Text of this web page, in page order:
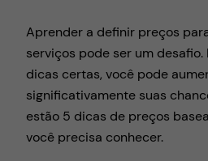
Aprender a definir preços
serviços pode ser um desafio.
dicas certas, você pode
significativamente suas
estão 5 dicas de preços
você precisa conhecer.